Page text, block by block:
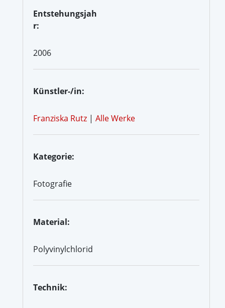
Entstehungsjah
r:
2006
Künstler-/in:
Franziska Rutz | Alle Werke
Kategorie:
Fotografie
Material:
Polyvinylchlorid
Technik: